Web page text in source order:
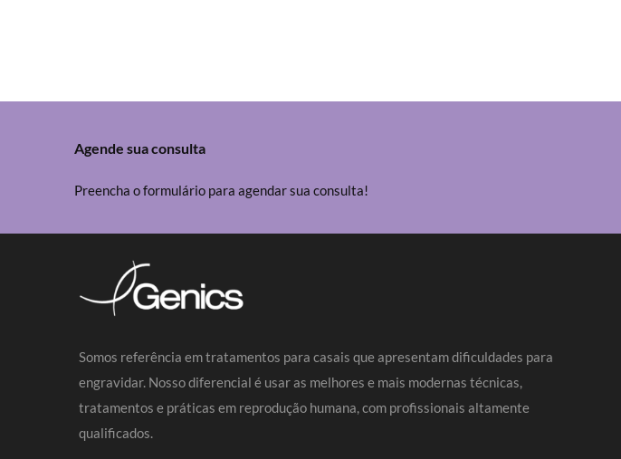
Agende sua consulta
Preencha o formulário para agendar sua consulta!
Somos referência em tratamentos para casais que apresentam dificuldades para
engravidar. Nosso diferencial é usar as melhores e mais modernas técnicas,
tratamentos e práticas em reprodução humana, com profissionais altamente
qualificados.